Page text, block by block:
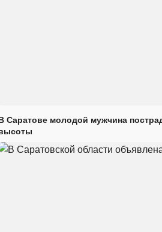
Саратове молодой мужчина